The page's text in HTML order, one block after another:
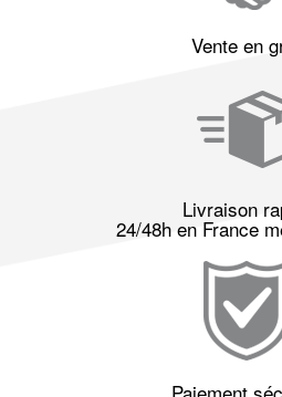
Vente en
Livraison
24/48h en France